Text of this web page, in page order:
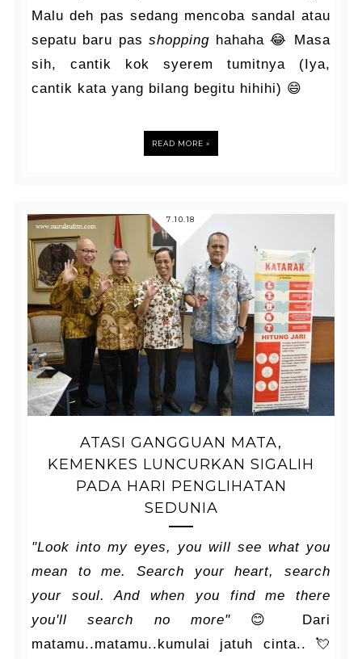
Malu deh pas sedang mencoba sandal atau
sepatu baru passhopping hahaha 😂 Masa
sih, cantik kok syerem tumitnya (Iya,
cantik kata yang bilang begitu hihihi) 😄
READ MORE »
7.10.18
ATASI GANGGUAN MATA,
KEMENKES LUNCURKAN SIGALIH
PADA HARI PENGLIHATAN
SEDUNIA
"Look into my eyes, you will see what you
mean to me. Search your heart, search
your soul. And when you find me there
you'll search no more" 😊 Dari
matamu..matamu..kumulai jatuh cinta.. 💘